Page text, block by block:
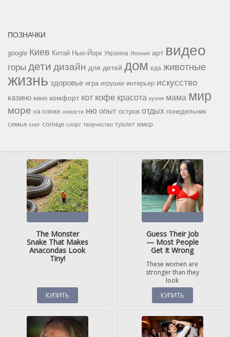
ПОЗНАЧКИ
google Киев Китай Нью-Йорк Украина Япония арт видео
горы дети дизайн для детей дом еда животные
жизнь здоровье игра игрушки интерьер искусство
казино кино комфорт кот кофе красота кухня мама мир
море на пляже новости ню опыт остров отдых понедельник
семья снег солнце спорт творчество туалет юмор